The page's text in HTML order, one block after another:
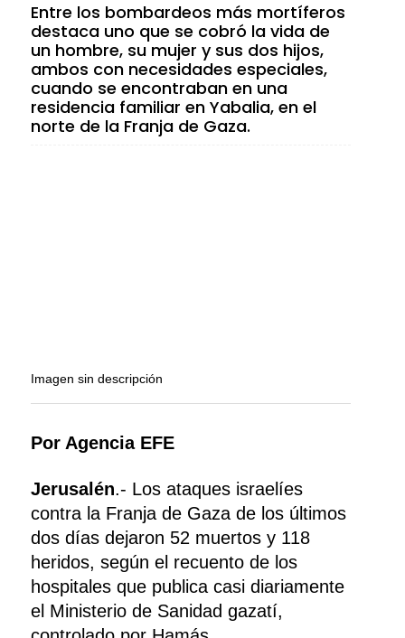
Entre los bombardeos más mortíferos
destaca uno que se cobró la vida de
un hombre, su mujer y sus dos hijos,
ambos con necesidades especiales,
cuando se encontraban en una
residencia familiar en Yabalia, en el
norte de la Franja de Gaza.
Imagen sin descripción
Por Agencia EFE
Jerusalén.- Los ataques israelíes
contra la Franja de Gaza de los últimos
dos días dejaron 52 muertos y 118
heridos, según el recuento de los
hospitales que publica casi diariamente
el Ministerio de Sanidad gazatí,